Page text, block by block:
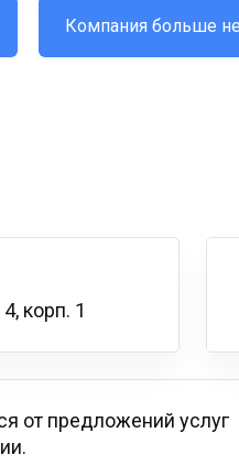
Компания больше не
корп. 1
от предложений услуг